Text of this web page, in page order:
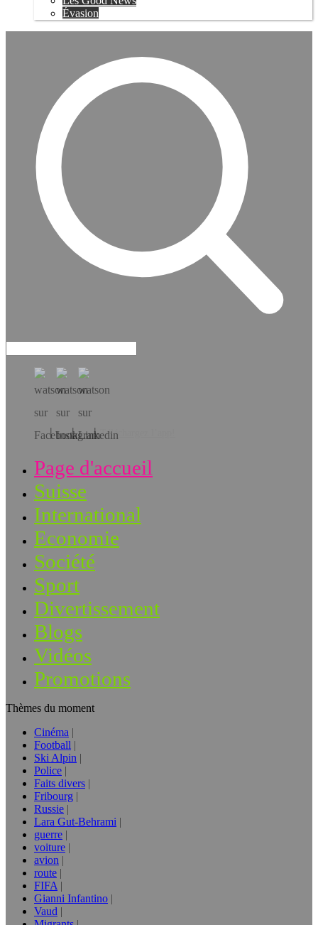
Évasion
Téléchargez l’app!
Page d'accueil
Suisse
International
Economie
Société
Sport
Divertissement
Blogs
Vidéos
Promotions
Thèmes du moment
Cinéma
Football
Ski Alpin
Police
Faits divers
Fribourg
Russie
Lara Gut-Behrami
guerre
voiture
avion
route
FIFA
Gianni Infantino
Vaud